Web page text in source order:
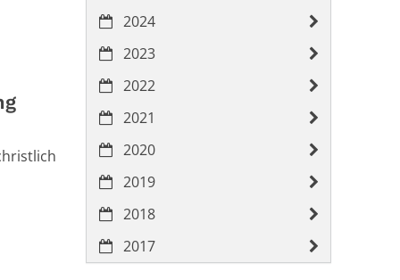
2024
2023
2022
2021
2020
2019
2018
2017